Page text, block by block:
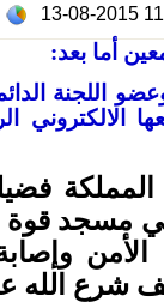
13-08-2015
أما بعد:
اللجنة
الالكتروني
المملكة
في مسجد
شرع الله